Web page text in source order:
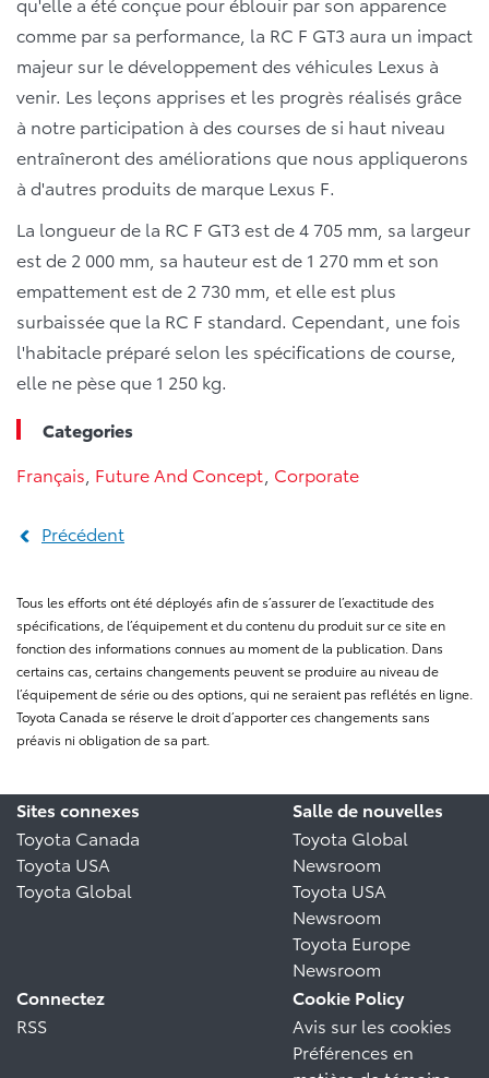
comme par sa performance, la RC F GT3 aura un impact
majeur sur le développement des véhicules Lexus à
venir. Les leçons apprises et les progrès réalisés grâce
à notre participation à des courses de si haut niveau
entraîneront des améliorations que nous appliquerons
à d'autres produits de marque Lexus F.
La longueur de la RC F GT3 est de 4 705 mm, sa largeur
est de 2 000 mm, sa hauteur est de 1 270 mm et son
empattement est de 2 730 mm, et elle est plus
surbaissée que la RC F standard. Cependant, une fois
l'habitacle préparé selon les spécifications de course,
elle ne pèse que 1 250 kg.
Categories
Français Future And Concept Corporate
Précédent
Tous les efforts ont été déployés afin de s’assurer de l’exactitude des
spécifications, de l’équipement et du contenu du produit sur ce site en
fonction des informations connues au moment de la publication. Dans
certains cas, certains changements peuvent se produire au niveau de
l’équipement de série ou des options, qui ne seraient pas reflétés en ligne.
Toyota Canada se réserve le droit d’apporter ces changements sans
préavis ni obligation de sa part.
Sites connexes
Toyota Canada
Toyota USA
Toyota Global
Salle de nouvelles
Toyota Global
Newsroom
Toyota USA
Newsroom
Toyota Europe
Newsroom
Connectez
RSS
Cookie Policy
Avis sur les cookies
Préférences en